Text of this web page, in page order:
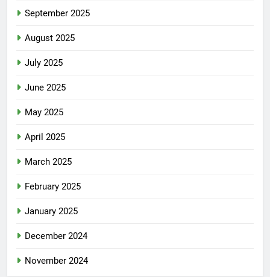
September 2025
August 2025
July 2025
June 2025
May 2025
April 2025
March 2025
February 2025
January 2025
December 2024
November 2024